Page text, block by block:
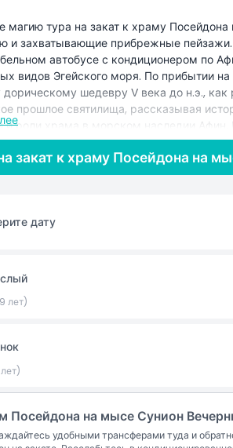
магию тура на закат к храму
и захватывающие прибрежные
автобусе с кондиционером по
видов Эгейского моря. По прибытии
шедевру V века до н.э.,
прошлое святилища, рассказывая
роли храма в морском наследии Афин.
опускается к горизонту,
Сделайте памятные фотографии
ниже. После захода солнца
на закат к мысу Сунион предлагает
туда и обратно,
идеально подходящие для любителей
моменты
нужно знать
закат к храму Посейдона на
дату
лет)
Посейдона на мысе Сунион
удобными трансферами туда и